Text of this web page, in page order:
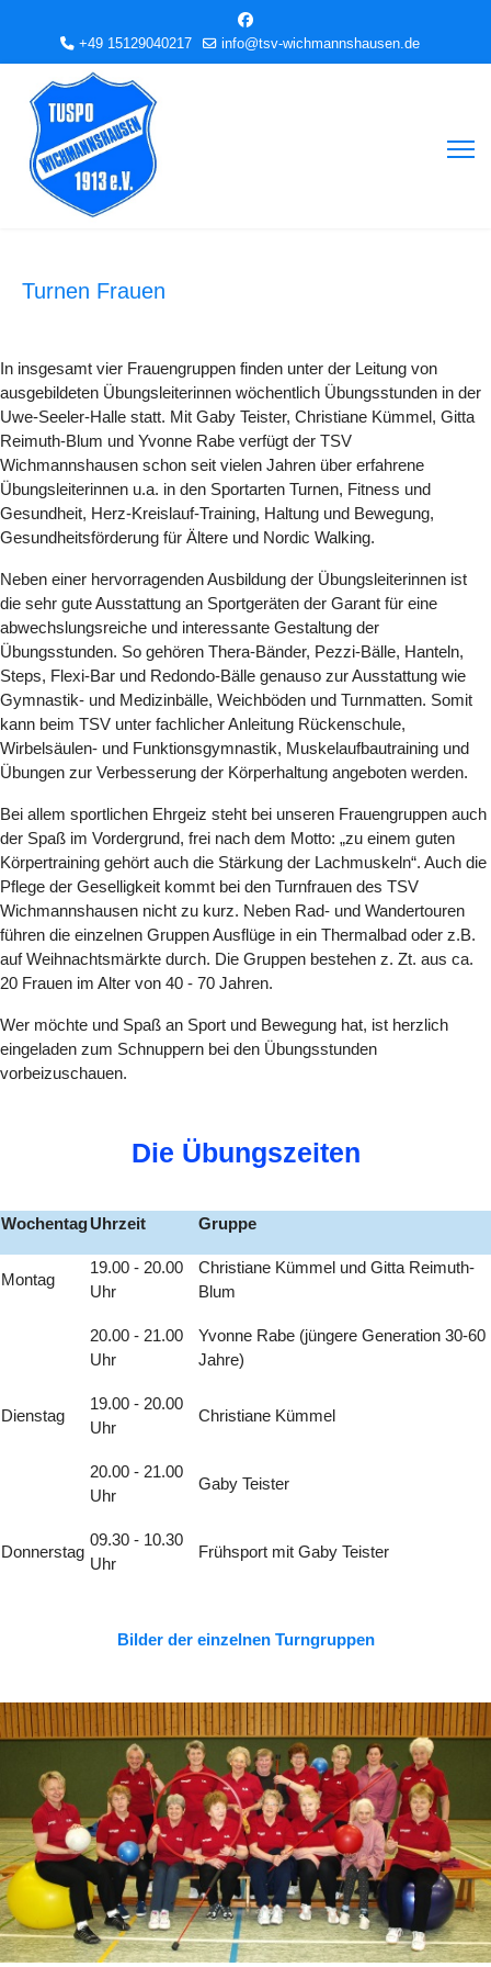
+49 15129040217 info@tsv-wichmannshausen.de
Turnen Frauen
In insgesamt vier Frauengruppen finden unter der Leitung von
ausgebildeten Übungsleiterinnen wöchentlich Übungsstunden in der
Uwe-Seeler-Halle statt. Mit Gaby Teister, Christiane Kümmel, Gitta
Reimuth-Blum und Yvonne Rabe verfügt der TSV
Wichmannshausen schon seit vielen Jahren über erfahrene
Übungsleiterinnen u.a. in den Sportarten Turnen, Fitness und
Gesundheit, Herz-Kreislauf-Training, Haltung und Bewegung,
Gesundheitsförderung für Ältere und Nordic Walking.
Neben einer hervorragenden Ausbildung der Übungsleiterinnen ist
die sehr gute Ausstattung an Sportgeräten der Garant für eine
abwechslungsreiche und interessante Gestaltung der
Übungsstunden. So gehören Thera-Bänder, Pezzi-Bälle, Hanteln,
Steps, Flexi-Bar und Redondo-Bälle genauso zur Ausstattung wie
Gymnastik- und Medizinbälle, Weichböden und Turnmatten. Somit
kann beim TSV unter fachlicher Anleitung Rückenschule,
Wirbelsäulen- und Funktionsgymnastik, Muskelaufbautraining und
Übungen zur Verbesserung der Körperhaltung angeboten werden.
Bei allem sportlichen Ehrgeiz steht bei unseren Frauengruppen auch
der Spaß im Vordergrund, frei nach dem Motto: „zu einem guten
Körpertraining gehört auch die Stärkung der Lachmuskeln“. Auch die
Pflege der Geselligkeit kommt bei den Turnfrauen des TSV
Wichmannshausen nicht zu kurz. Neben Rad- und Wandertouren
führen die einzelnen Gruppen Ausflüge in ein Thermalbad oder z.B.
auf Weihnachtsmärkte durch. Die Gruppen bestehen z. Zt. aus ca.
20 Frauen im Alter von 40 - 70 Jahren.
Wer möchte und Spaß an Sport und Bewegung hat, ist herzlich
eingeladen zum Schnuppern bei den Übungsstunden
vorbeizuschauen.
Die Übungszeiten
WochentagUhrzeit Gruppe
Montag
19.00 - 20.00
Uhr
Christiane Kümmel und Gitta Reimuth-
Blum
20.00 - 21.00
Uhr
Yvonne Rabe (jüngere Generation 30-60
Jahre)
Dienstag
19.00 - 20.00
Uhr
Christiane Kümmel
20.00 - 21.00
Uhr
Gaby Teister
Donnerstag
09.30 - 10.30
Uhr
Frühsport mit Gaby Teister
Bilder der einzelnen Turngruppen